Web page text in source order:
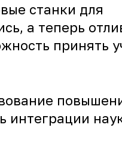
станки для
а теперь
принять
интеграции